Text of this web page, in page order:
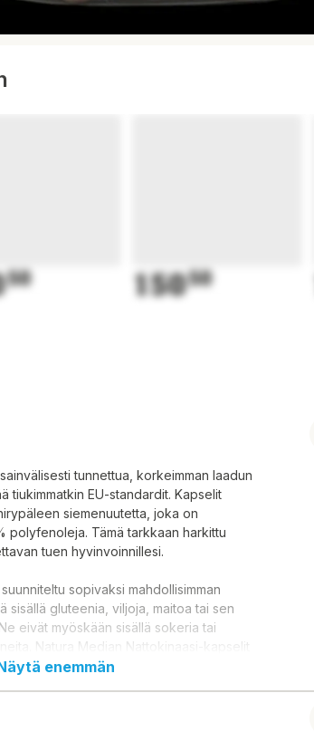
50 15050
tunnettua, korkeimman laadun
tiukimmatkin EU-standardit. Kapselit
siemenuutetta, joka on
polyfenoleja. Tämä tarkkaan harkittu
tuen hyvinvoinnillesi.
sopivaksi mahdollisimman
sisällä gluteenia, viljoja, maitoa tai sen
eivät myöskään sisällä sokeria tai
Natura Median Nattokinaasi-kapselit
Raisiossa.
enemmän